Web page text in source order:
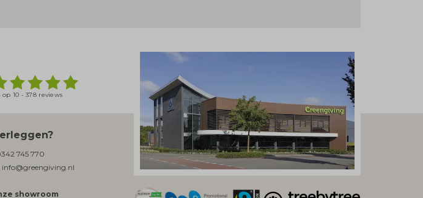
op 10 - 378 reviews
745 770
info@greengiving.nl
showroom